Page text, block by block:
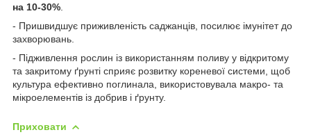
на 10-30%
- Пришвидшує приживленість саджанців, посилює імунітет до
захворювань.
- Підживлення рослин із використанням поливу у відкритому
та закритому ґрунті сприяє розвитку кореневої системи, щоб
культура ефективно поглинала, використовувала макро- та
мікроелементів із добрив і ґрунту.
Приховати